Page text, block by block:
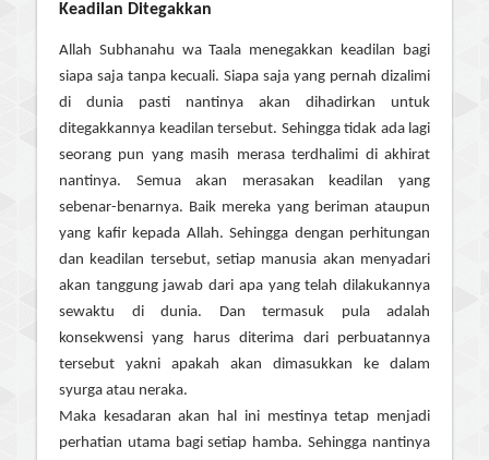
Keadilan Ditegakkan
Allah Subhanahu wa Taala menegakkan keadilan bagi
siapa saja tanpa kecuali. Siapa saja yang pernah dizalimi
di dunia pasti nantinya akan dihadirkan untuk
ditegakkannya keadilan tersebut. Sehingga tidak ada lagi
seorang pun yang masih merasa terdhalimi di akhirat
nantinya. Semua akan merasakan keadilan yang
sebenar-benarnya. Baik mereka yang beriman ataupun
yang kafir kepada Allah. Sehingga dengan perhitungan
dan keadilan tersebut, setiap manusia akan menyadari
akan tanggung jawab dari apa yang telah dilakukannya
sewaktu di dunia. Dan termasuk pula adalah
konsekwensi yang harus diterima dari perbuatannya
tersebut yakni apakah akan dimasukkan ke dalam
syurga atau neraka.
Maka kesadaran akan hal ini mestinya tetap menjadi
perhatian utama bagi setiap hamba. Sehingga nantinya